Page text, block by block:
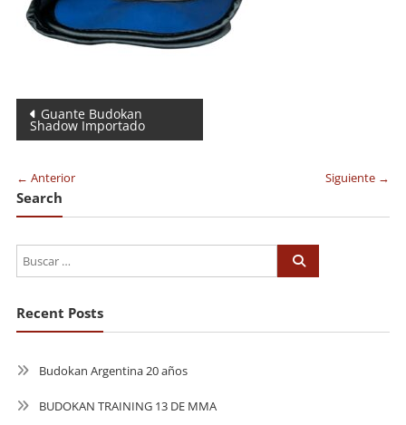
Navegación
de
entradas
Guante Budokan
Shadow Importado
← Anterior Siguiente →
Search
Recent Posts
Budokan Argentina 20 años
BUDOKAN TRAINING 13 DE MMA